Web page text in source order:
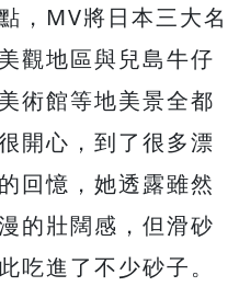
， MV將日本三大名
觀地區與兒島牛仔
術館等地美景全都
開心， 到了很多漂
回憶， 她透露雖然
的壯闊感， 但滑砂
吃進了不少砂子。